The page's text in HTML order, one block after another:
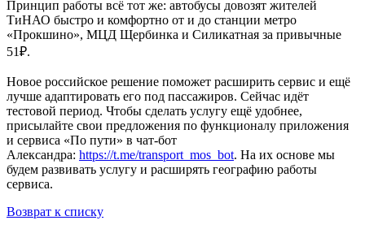
Принцип работы всё тот же: автобусы довозят жителей
ТиНАО быстро и комфортно от и до станции метро
«Прокшино», МЦД Щербинка и Силикатная за привычные
51₽.
Новое российское решение поможет расширить сервис и ещё
лучше адаптировать его под пассажиров. Сейчас идёт
тестовой период. Чтобы сделать услугу ещё удобнее,
присылайте свои предложения по функционалу приложения
и сервиса «По пути» в чат-бот
Александра: https://t.me/transport_mos_bot. На их основе мы
будем развивать услугу и расширять географию работы
сервиса.
Возврат к списку